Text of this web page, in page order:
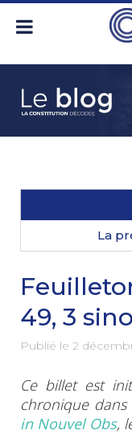
La
49, 3
Publié le 2
Ce billet est
chronique dans
in Nouvel Obs,